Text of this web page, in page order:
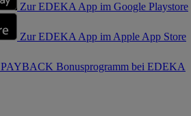
Zur EDEKA App im Google Playstore
Zur EDEKA App im Apple App Store
PAYBACK Bonusprogramm bei EDEKA